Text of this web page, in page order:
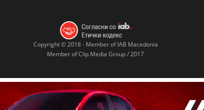
Copyright © 2018 - Member of IAB Macedonia
Member of Clip Media Group / 2017